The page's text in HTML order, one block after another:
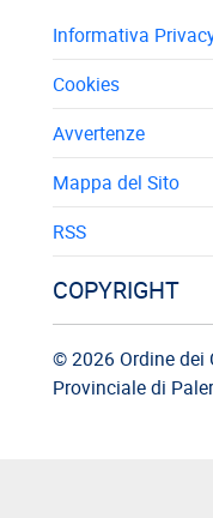
Informativa
Cookies
Avvertenze
Mappa del Sito
RSS
COPYRIGHT
© 2026 Ordine dei
Provinciale di